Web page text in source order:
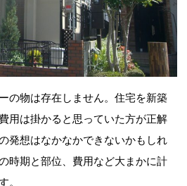
の物は存在しません。住宅を新築
用は掛かると思っていた方が正解
発想はなかなかできないかもしれ
時期と部位、費用など大まかに計
。